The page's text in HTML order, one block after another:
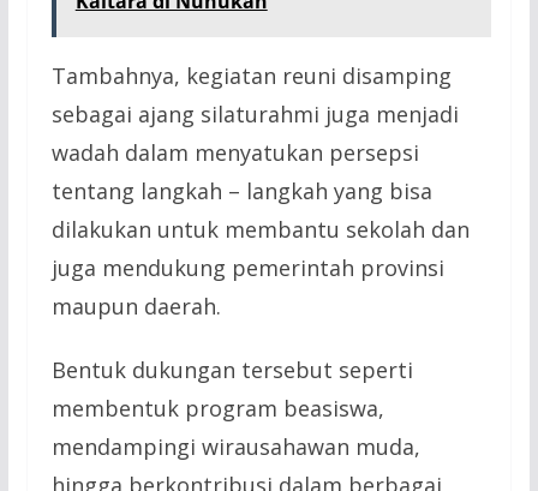
Tambahnya, kegiatan reuni disamping
sebagai ajang silaturahmi juga menjadi
wadah dalam menyatukan persepsi
tentang langkah – langkah yang bisa
dilakukan untuk membantu sekolah dan
juga mendukung pemerintah provinsi
maupun daerah.
Bentuk dukungan tersebut seperti
membentuk program beasiswa,
mendampingi wirausahawan muda,